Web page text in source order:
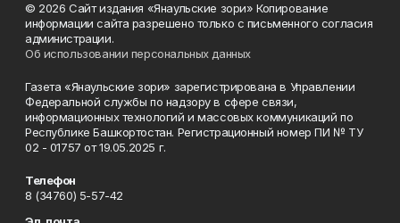
© 2026 Сайт издания «Янаульские зори» Копирование
информации сайта разрешено только с письменного согласия
администрации.
Об использовании персональных данных
Газета «Янаульские зори» зарегистрирована в Управлении
Федеральной службы по надзору в сфере связи,
информационных технологий и массовых коммуникаций по
Республике Башкортостан. Регистрационный номер ПИ № ТУ
02 - 01757 от 19.05.2025 г.
Телефон
8 (34760) 5-57-42